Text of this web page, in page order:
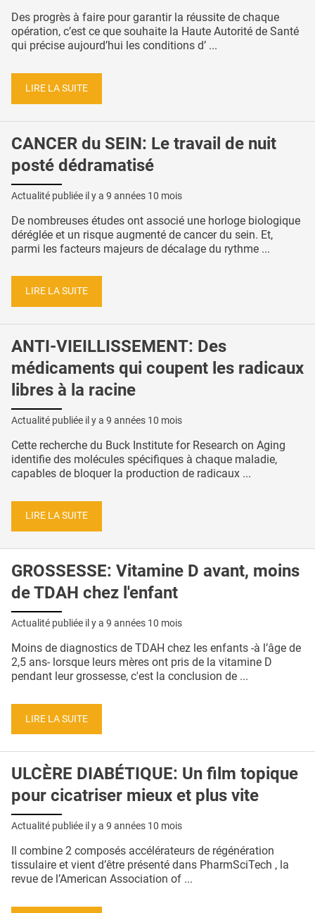
Des progrès à faire pour garantir la réussite de chaque
opération, c’est ce que souhaite la Haute Autorité de Santé
qui précise aujourd’hui les conditions d’ ...
LIRE LA SUITE
CANCER du SEIN: Le travail de nuit
posté dédramatisé
Actualité publiée il y a 9 années 10 mois
De nombreuses études ont associé une horloge biologique
déréglée et un risque augmenté de cancer du sein. Et,
parmi les facteurs majeurs de décalage du rythme ...
LIRE LA SUITE
ANTI-VIEILLISSEMENT: Des
médicaments qui coupent les radicaux
libres à la racine
Actualité publiée il y a 9 années 10 mois
Cette recherche du Buck Institute for Research on Aging
identifie des molécules spécifiques à chaque maladie,
capables de bloquer la production de radicaux ...
LIRE LA SUITE
GROSSESSE: Vitamine D avant, moins
de TDAH chez l'enfant
Actualité publiée il y a 9 années 10 mois
Moins de diagnostics de TDAH chez les enfants -à l’âge de
2,5 ans- lorsque leurs mères ont pris de la vitamine D
pendant leur grossesse, c'est la conclusion de ...
LIRE LA SUITE
ULCÈRE DIABÉTIQUE: Un film topique
pour cicatriser mieux et plus vite
Actualité publiée il y a 9 années 10 mois
Il combine 2 composés accélérateurs de régénération
tissulaire et vient d’être présenté dans PharmSciTech , la
revue de l’American Association of ...